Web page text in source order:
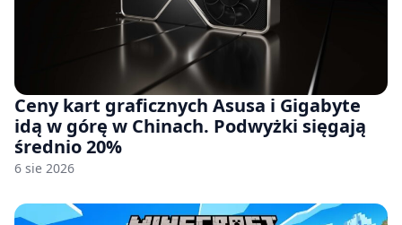
Ceny kart graficznych Asusa i Gigabyte
idą w górę w Chinach. Podwyżki sięgają
średnio 20%
6 sie 2026